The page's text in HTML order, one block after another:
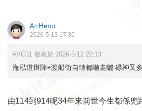
AtrHenu
2026-5-13 17:36
AVC51 發表於 2026-5-12 22:13
海泓道燈陣+渡船街自轉都嚇走曬 碌神又多
由114到914呢34年來前世今生都係兜